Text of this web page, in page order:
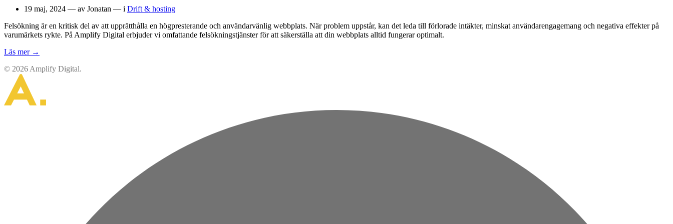
19 maj, 2024 — av Jonatan — i Drift & hosting
Felsökning är en kritisk del av att upprätthålla en högpresterande och användarvänlig webbplats. När problem uppstår, kan det leda till förlorade intäkter, minskat användarengagemang och negativa effekter på
varumärkets rykte. På Amplify Digital erbjuder vi omfattande felsökningstjänster för att säkerställa att din webbplats alltid fungerar optimalt.
Läs mer →
© 2026 Amplify Digital.